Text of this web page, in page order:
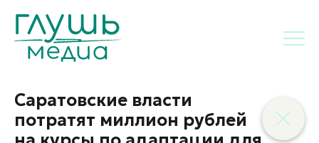
Саратовские власти
потратят миллион рублей